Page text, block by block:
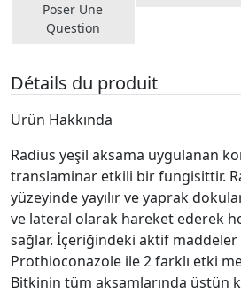
Poser Une
Question
Détails du produit
Ürün Hakkında
Radius yeşil aksama uygulanan
translaminar etkili bir fungisittir.
yüzeyinde yayılır ve yaprak
ve lateral olarak hareket ederek
sağlar. İçeriğindeki aktif
Prothioconazole ile 2 farklı etki
Bitkinin tüm aksamlarında üstün